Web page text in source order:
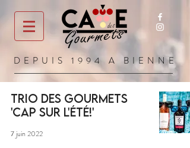
DEPUIS 1994 A BIENNE
Trio des Gourmets
'Cap sur l'été!'
7 juin 2022